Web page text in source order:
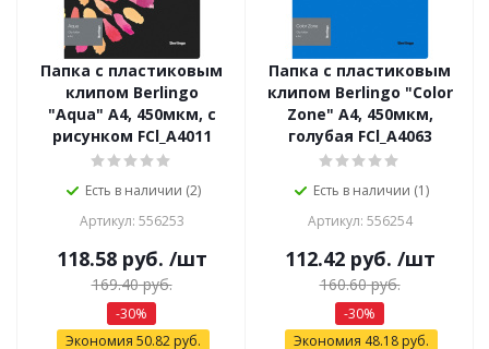
Папка с пластиковым
клипом Berlingo
"Aqua" А4, 450мкм, с
рисунком FCl_A4011
Есть в наличии (2)
Артикул: 556253
118.58руб. /шт
169.40руб.
-30%
Экономия 50.82 руб.
Папка с пластиковым
клипом Berlingo "Color
Zone" А4, 450мкм,
голубая FCl_A4063
Есть в наличии (1)
Артикул: 556254
112.42руб. /шт
160.60руб.
-30%
Экономия 48.18 руб.